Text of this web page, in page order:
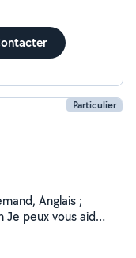
Particulier
peux vous aider